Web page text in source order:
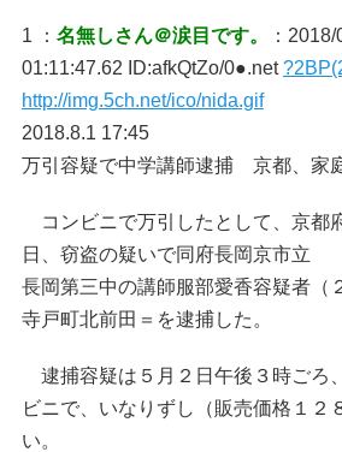
1 ： 名無しさん＠涙目です。
：
01:11:47.62 ID:afkQtZo/0●.net
http://img.5ch.net/ico/nida.gif
2018.8.1 17:45
万引容疑で中学講師逮捕 京都、家
コンビニで万引したとして、京都
日、窃盗の疑いで同府長岡京市立
長岡第三中の講師服部愛香容疑者（
寺戸町北前田＝を逮捕した。
逮捕容疑は５月２日午後３時ごろ
ビニで、いなりずし（販売価格１２
い。